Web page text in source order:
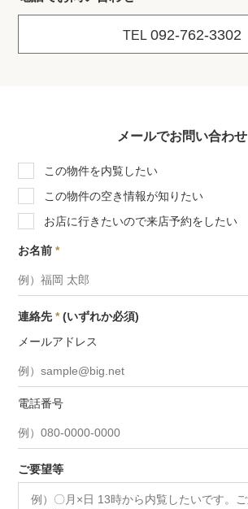
TEL 092-762-3302
メールでお問い合わせ
この物件を内覧したい
この物件の空き情報が知りたい
お店に行きたいので来店予約をしたい
お名前*
連絡先* (いずれか必須)
メールアドレス
電話番号
ご要望等